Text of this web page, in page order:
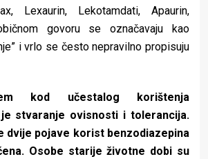
Lexaurin, Lekotamdati, Apaurin,
govoru se označavaju kao
i vrlo se često nepravilno propisuju
kod učestalog korištenja
je stvaranje ovisnosti i tolerancija.
dvije pojave korist benzodiazepina
Osobe starije životne dobi su